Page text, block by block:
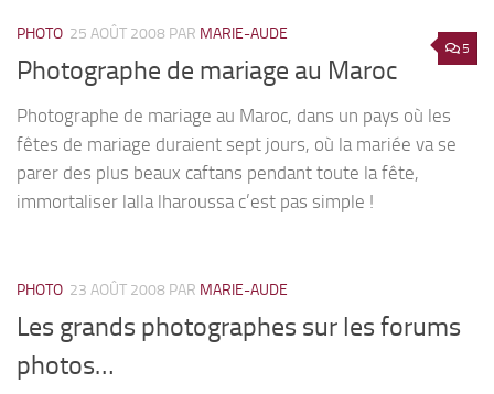
5
PHOTO 25 AOÛT 2008 PAR MARIE-AUDE
Photographe de mariage au Maroc
Photographe de mariage au Maroc, dans un pays où les
fêtes de mariage duraient sept jours, où la mariée va se
parer des plus beaux caftans pendant toute la fête,
immortaliser lalla lharoussa c’est pas simple !
PHOTO 23 AOÛT 2008 PAR MARIE-AUDE
Les grands photographes sur les forums
photos…